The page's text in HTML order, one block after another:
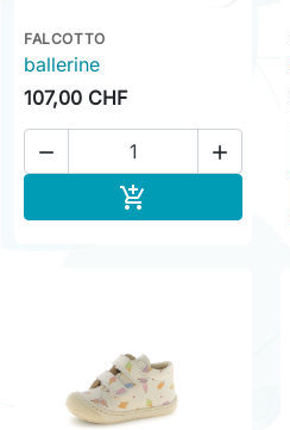
FALCOTTO
ballerine
107,00 CHF
 
